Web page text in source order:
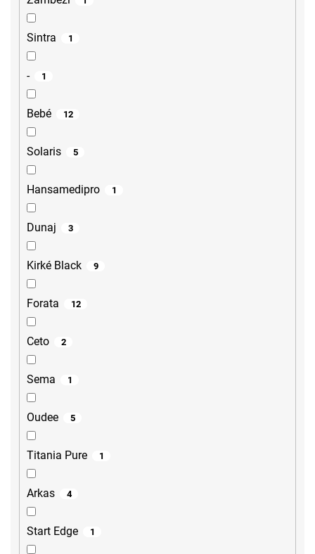
Sintra 1
- 1
Bebé 12
Solaris 5
Hansamedipro 1
Dunaj 3
Kirké Black 9
Forata 12
Ceto 2
Sema 1
Oudee 5
Titania Pure 1
Arkas 4
Start Edge 1